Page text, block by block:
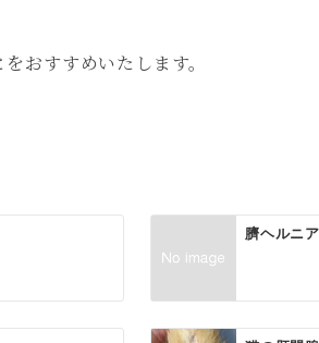
おすすめいたします。
臍ヘルニ